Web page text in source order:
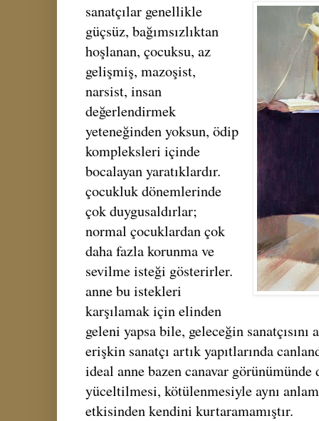
sanatçılar genellikle
güçsüz, bağımsızlıktan
hoşlanan, çocuksu, az
gelişmiş, mazoşist,
narsist, insan
değerlendirmek
yeteneğinden yoksun, ödip
kompleksleri içinde
bocalayan yaratıklardır.
çocukluk dönemlerinde
çok duygusaldırlar;
normal çocuklardan çok
daha fazla korunma ve
sevilme isteği gösterirler.
anne bu istekleri
karşılamak için elinden
geleni yapsa bile, geleceğin
erişkin sanatçı artık yapıtlarında
ideal anne bazen canavar görünümünde
yüceltilmesi, kötülenmesiyle aynı
etkisinden kendini kurtaramamıştır.